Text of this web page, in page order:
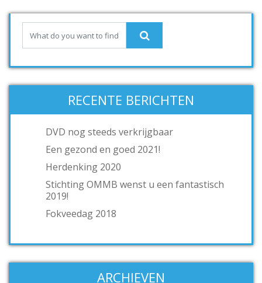
RECENTE BERICHTEN
DVD nog steeds verkrijgbaar
Een gezond en goed 2021!
Herdenking 2020
Stichting OMMB wenst u een fantastisch
2019!
Fokveedag 2018
ARCHIEVEN